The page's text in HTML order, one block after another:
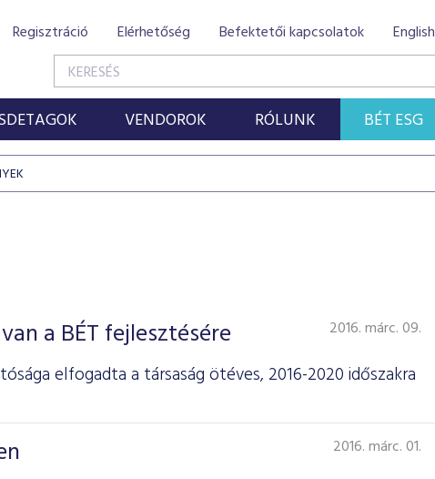
Regisztráció Elérhetőség Befektetői kapcsolatok English
VENDOROK RÓLUNK BÉT ESG
a BÉT fejlesztésére 2016. márc. 09.
elfogadta a társaság ötéves, 2016-2020 időszakra
2016. márc. 01.